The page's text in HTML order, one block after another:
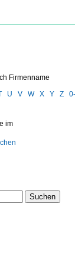
Firmenname
U V W X Y Z
im